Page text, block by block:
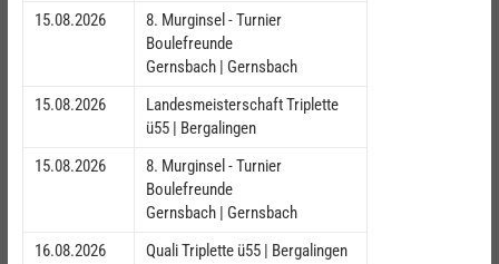
15.08.2026
8. Murginsel - Turnier
Boulefreunde
Gernsbach | Gernsbach
15.08.2026
Landesmeisterschaft Triplette
ü55 | Bergalingen
15.08.2026
8. Murginsel - Turnier
Boulefreunde
Gernsbach | Gernsbach
16.08.2026
Quali Triplette ü55 | Bergalingen